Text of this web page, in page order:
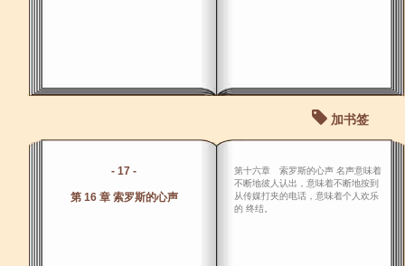
加书签
- 17 -
第 16 章 索罗斯的心声
第十六章 索罗斯的心声 名声意味着
不断地彼人认出，意味着不断地按到
从传媒打夹的电话，意味着个人欢乐
的 终结。